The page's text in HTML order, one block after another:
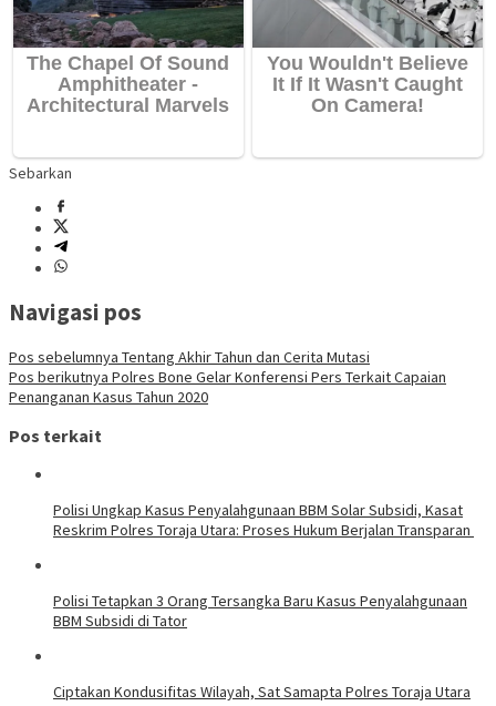
Sebarkan
Navigasi pos
Pos sebelumnya Tentang Akhir Tahun dan Cerita Mutasi
Pos berikutnya Polres Bone Gelar Konferensi Pers Terkait Capaian
Penanganan Kasus Tahun 2020
Pos terkait
Polisi Ungkap Kasus Penyalahgunaan BBM Solar Subsidi, Kasat
Reskrim Polres Toraja Utara: Proses Hukum Berjalan Transparan
Polisi Tetapkan 3 Orang Tersangka Baru Kasus Penyalahgunaan
BBM Subsidi di Tator
Ciptakan Kondusifitas Wilayah, Sat Samapta Polres Toraja Utara